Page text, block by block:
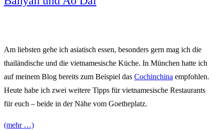
Am liebsten gehe ich asiatisch essen, besonders gern mag ich die
thailändische und die vietnamesische Küche. In München hatte ich
auf meinem Blog bereits zum Beispiel das Cochinchina empfohlen.
Heute habe ich zwei weitere Tipps für vietnamesische Restaurants
für euch – beide in der Nähe vom Goetheplatz.
(mehr …)